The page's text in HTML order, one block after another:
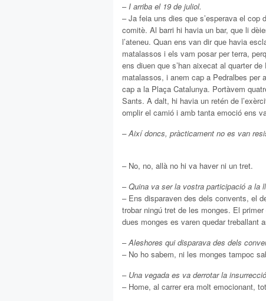
–I arriba el 19 de juliol.
– Ja feia uns dies que s’esperava el
comitè. Al barri hi havia un bar, que li
l’ateneu. Quan ens van dir que havia
matalassos i els vam posar per terra,
ens diuen que s’han aixecat al quarter
matalassos, i anem cap a Pedralbes per
cap a la Plaça Catalunya. Portàvem
Sants. A dalt, hi havia un retén de
omplir el camió i amb tanta emoció ens
– Així doncs, pràcticament no es van
– No, no, allà no hi va haver ni un tret.
–Quina va ser la vostra participació a la
– Ens disparaven des dels convents, el
trobar ningú tret de les monges. El
dues monges es varen quedar treballant
–Aleshores qui disparava des dels
– No ho sabem, ni les monges tampoc
– Una vegada es va derrotar la
– Home, al carrer era molt emocionant,